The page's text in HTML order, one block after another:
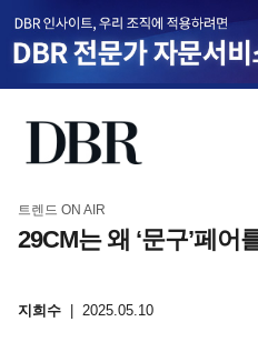
트렌드 ON AIR
29CM는 왜 ‘문구’페어
지희수 2025.05.10